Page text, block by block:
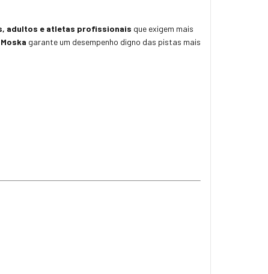
adultos e atletas profissionais que exigem mais
garante um desempenho digno das pistas mais